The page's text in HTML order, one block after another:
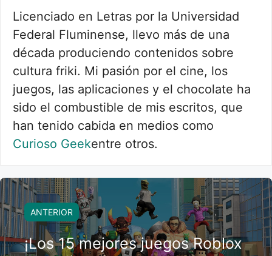
Licenciado en Letras por la Universidad
Federal Fluminense, llevo más de una
década produciendo contenidos sobre
cultura friki. Mi pasión por el cine, los
juegos, las aplicaciones y el chocolate ha
sido el combustible de mis escritos, que
han tenido cabida en medios como
Curioso Geekentre otros.
ANTERIOR
¡Los 15 mejores juegos Roblox